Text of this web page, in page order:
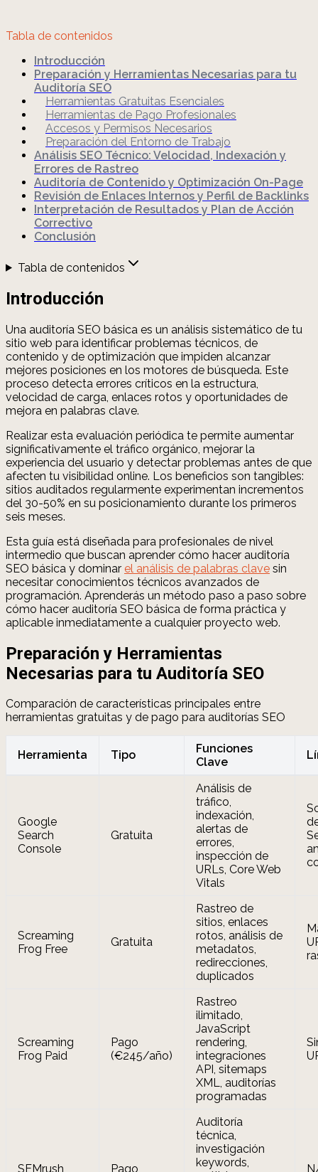
Tabla de contenidos
Introducción
Preparación y Herramientas Necesarias para tu
Auditoría SEO
Herramientas Gratuitas Esenciales
Herramientas de Pago Profesionales
Accesos y Permisos Necesarios
Preparación del Entorno de Trabajo
Análisis SEO Técnico: Velocidad, Indexación y
Errores de Rastreo
Auditoría de Contenido y Optimización On-Page
Revisión de Enlaces Internos y Perfil de Backlinks
Interpretación de Resultados y Plan de Acción
Correctivo
Conclusión
Tabla de contenidos
Introducción
Una auditoría SEO básica es un análisis sistemático de tu
sitio web para identificar problemas técnicos, de
contenido y de optimización que impiden alcanzar
mejores posiciones en los motores de búsqueda. Este
proceso detecta errores críticos en la estructura,
velocidad de carga, enlaces rotos y oportunidades de
mejora en palabras clave.
Realizar esta evaluación periódica te permite aumentar
significativamente el tráfico orgánico, mejorar la
experiencia del usuario y detectar problemas antes de que
afecten tu visibilidad online. Los beneficios son tangibles:
sitios auditados regularmente experimentan incrementos
del 30-50% en su posicionamiento durante los primeros
seis meses.
Esta guía está diseñada para profesionales de nivel
intermedio que buscan aprender cómo hacer auditoría
SEO básica y dominar el análisis de palabras clave sin
necesitar conocimientos técnicos avanzados de
programación. Aprenderás un método paso a paso sobre
cómo hacer auditoría SEO básica de forma práctica y
aplicable inmediatamente a cualquier proyecto web.
Preparación y Herramientas
Necesarias para tu Auditoría SEO
Comparación de características principales entre
herramientas gratuitas y de pago para auditorías SEO
Herramienta Tipo
Funciones
Clave
Google
Search
Console
Gratuita
Análisis de
tráfico,
indexación,
alertas de
errores,
inspección de
URLs, Core Web
Vitals
Screaming
Frog Free
Gratuita
Rastreo de
sitios, enlaces
rotos, análisis de
metadatos,
redirecciones,
duplicados
Screaming
Frog Paid
Pago
(€245/año)
Rastreo
ilimitado,
JavaScript
rendering,
integraciones
API, sitemaps
XML, auditorías
programadas
SEMrush Pago
Auditoría
técnica,
investigación
keywords,